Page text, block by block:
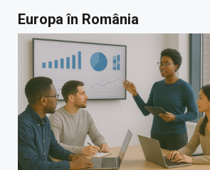
Europa în România